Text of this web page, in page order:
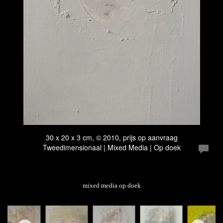
30 x 20 x 3 cm, © 2010, prijs op aanvraag
Tweedimensionaal | Mixed Media | Op doek
mixed media op doek